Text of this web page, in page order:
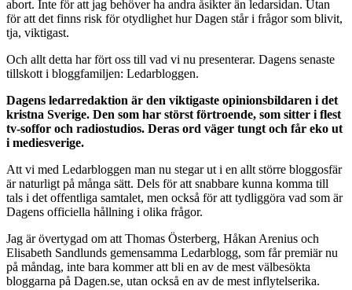
abort. Inte för att jag behöver ha andra åsikter än ledarsidan. Utan
för att det finns risk för otydlighet hur Dagen står i frågor som blivit,
tja, viktigast.
Och allt detta har fört oss till vad vi nu presenterar. Dagens senaste
tillskott i bloggfamiljen: Ledarbloggen.
Dagens ledarredaktion är den viktigaste opinionsbildaren i det
kristna Sverige. Den som har störst förtroende, som sitter i flest
tv-soffor och radiostudios. Deras ord väger tungt och får eko ut
i mediesverige.
Att vi med Ledarbloggen man nu stegar ut i en allt större bloggosfär
är naturligt på många sätt. Dels för att snabbare kunna komma till
tals i det offentliga samtalet, men också för att tydliggöra vad som är
Dagens officiella hållning i olika frågor.
Jag är övertygad om att Thomas Österberg, Håkan Arenius och
Elisabeth Sandlunds gemensamma Ledarblogg, som får premiär nu
på måndag, inte bara kommer att bli en av de mest välbesökta
bloggarna på Dagen.se, utan också en av de mest inflytelserika.